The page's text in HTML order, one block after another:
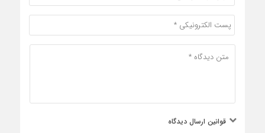
قوانین ارسال دیدگاه